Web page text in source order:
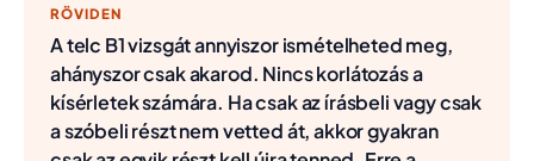
RÖVIDEN
A telc B1 vizsgát annyiszor ismételheted meg,
ahányszor csak akarod. Nincs korlátozás a
kísérletek számára. Ha csak az írásbeli vagy csak
a szóbeli részt nem vetted át, akkor gyakran